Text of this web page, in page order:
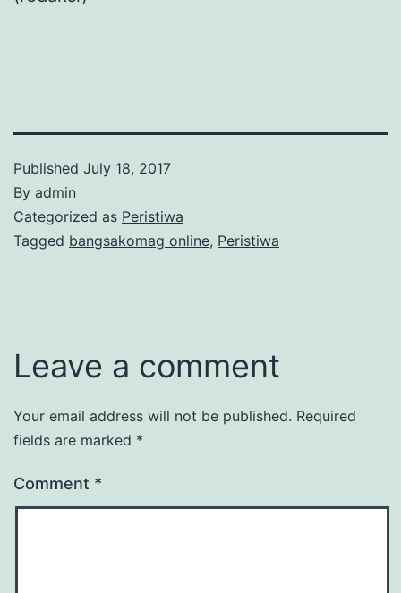
Published July 18, 2017
By admin
Categorized as Peristiwa
Tagged bangsakomag online, Peristiwa
Leave a comment
Your email address will not be published. Required
fields are marked *
Comment *